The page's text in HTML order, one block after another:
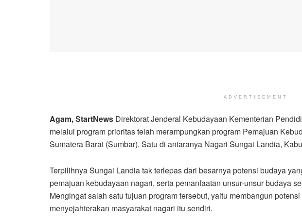
ADVERTISEMENT
Agam, StartNews Direktorat Jenderal Kebudayaan Kementerian
melalui program prioritas telah merampungkan program Pemajuan
Sumatera Barat (Sumbar). Satu di antaranya Nagari Sungai Landia,
Terpilihnya Sungai Landia tak terlepas dari besarnya potensi budaya
pemajuan kebudayaan nagari, serta pemanfaatan unsur-unsur budaya
Mengingat salah satu tujuan program tersebut, yaitu membangun
menyejahterakan masyarakat nagari itu sendiri.